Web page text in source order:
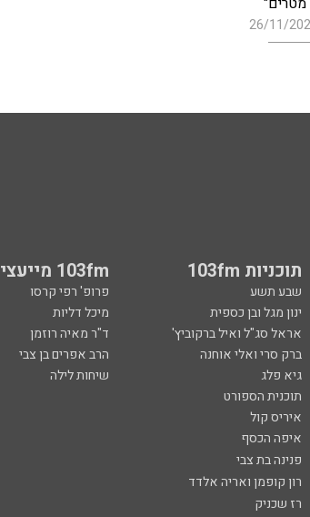
26/11/
תוכניות 103fm 103fm מייעצים
שבע תשע פרופ' רפי קרסו
ינון מגל ובן כספית
מיכל דליות
אראל סג"ל ואיל ברקוביץ'
ד"ר מאיה רוזמן
ברק סרי ואלי אוחנה
הרב אפרים בן צבי
גיא פלג
שיחות לילה
תוכנית הספורט
איריס קול
איפה הכסף
פנינה בת צבי
רון קופמן ואריה אלדד
רז שכניק